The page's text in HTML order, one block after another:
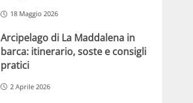
18 Maggio 2026
Arcipelago di La Maddalena in
barca: itinerario, soste e consigli
pratici
2 Aprile 2026